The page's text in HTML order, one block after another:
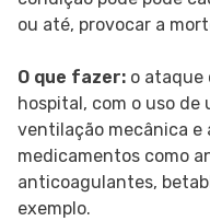
ou até, provocar a
O que fazer: o ataque
hospital, com o uso de
ventilação mecânica e
medicamentos como
anticoagulantes,
exemplo.